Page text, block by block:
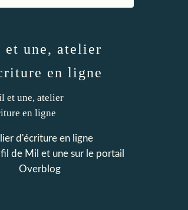
une, atelier
en ligne
d'écriture en ligne
de Mil et une sur le portail
Overblog